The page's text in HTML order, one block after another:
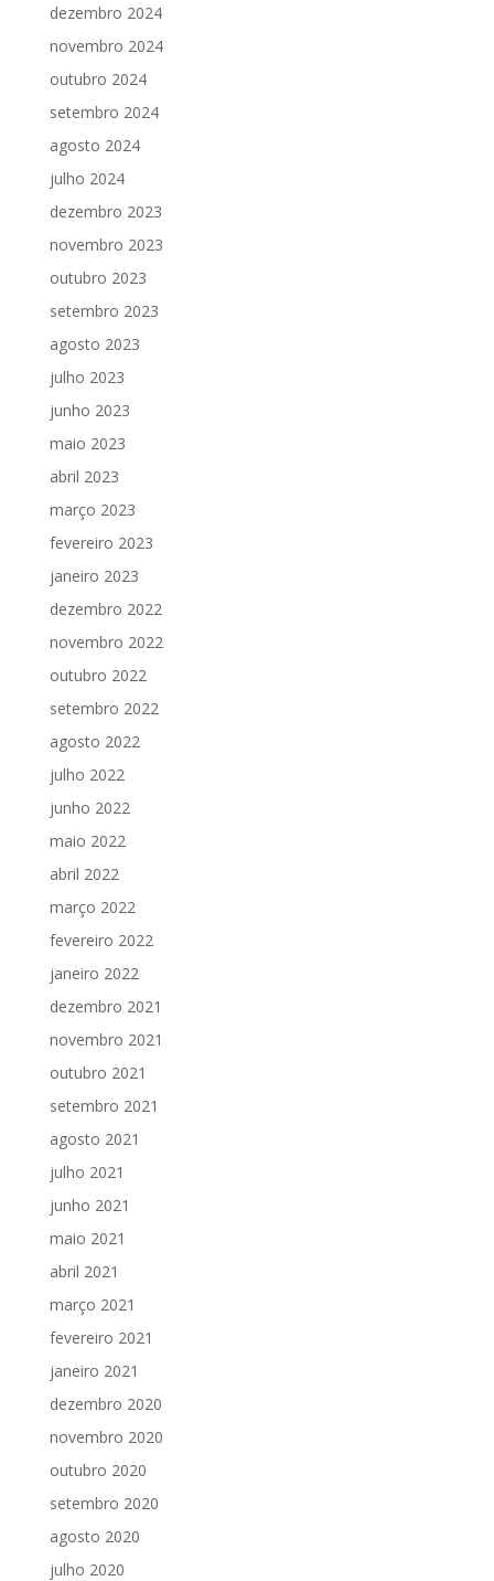
dezembro 2024
novembro 2024
outubro 2024
setembro 2024
agosto 2024
julho 2024
dezembro 2023
novembro 2023
outubro 2023
setembro 2023
agosto 2023
julho 2023
junho 2023
maio 2023
abril 2023
março 2023
fevereiro 2023
janeiro 2023
dezembro 2022
novembro 2022
outubro 2022
setembro 2022
agosto 2022
julho 2022
junho 2022
maio 2022
abril 2022
março 2022
fevereiro 2022
janeiro 2022
dezembro 2021
novembro 2021
outubro 2021
setembro 2021
agosto 2021
julho 2021
junho 2021
maio 2021
abril 2021
março 2021
fevereiro 2021
janeiro 2021
dezembro 2020
novembro 2020
outubro 2020
setembro 2020
agosto 2020
julho 2020